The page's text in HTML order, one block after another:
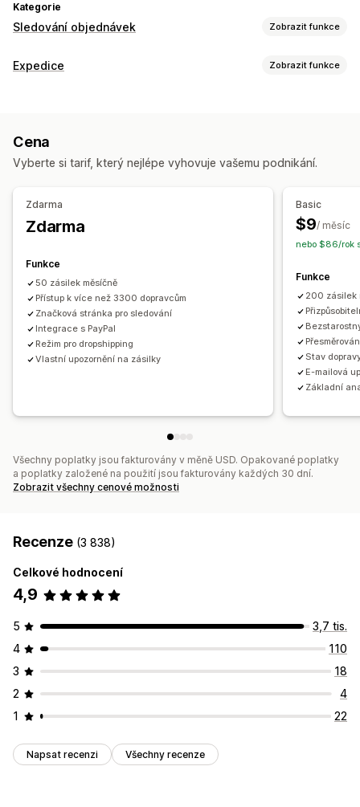
Kategorie
Sledování objednávek Zobrazit funkce
Sledování
Odhadované datum doručení
Panely
Export objednávek Více dopravců API Analytika
Notifikace
Vlastní notifikace
Expedice Zobrazit funkce
Synchronizace objednávek
E-mailová oznámení
Cena
Vyberte si tarif, který nejlépe vyhovuje vašemu podnikání.
Zdarma
Zdarma
Funkce
50 zásilek měsíčně
Přístup k více než 3300 dopravcům
Značková stránka pro sledování
Integrace s PayPal
Režim pro dropshipping
Vlastní upozornění na zásilky
Basic
$9/ měsíc
nebo $86/rok
Funkce
200 zásilek
Stav
E-mailová
Základní
Všechny poplatky jsou fakturovány v měně USD. Opakované poplatky
a poplatky založené na použití jsou fakturovány každých 30 dní.
Zobrazit všechny cenové možnosti
Recenze (3 838)
Celkové hodnocení
4,9
5
3,7 tis.
4
110
3
18
2
4
1
22
Napsat recenzi Všechny recenze